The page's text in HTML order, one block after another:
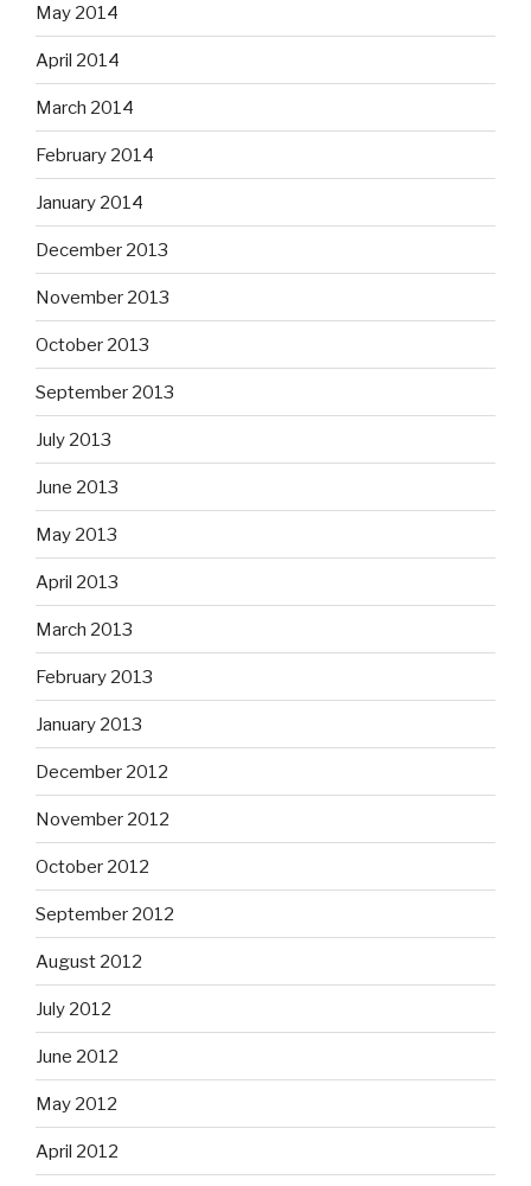
May 2014
April 2014
March 2014
February 2014
January 2014
December 2013
November 2013
October 2013
September 2013
July 2013
June 2013
May 2013
April 2013
March 2013
February 2013
January 2013
December 2012
November 2012
October 2012
September 2012
August 2012
July 2012
June 2012
May 2012
April 2012